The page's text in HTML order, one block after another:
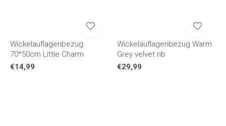
Wickelauflagenbezug
70*50cm Little Charm
€14,99
Wickelauflagenbezug Warm
Grey velvet rib
€29,99